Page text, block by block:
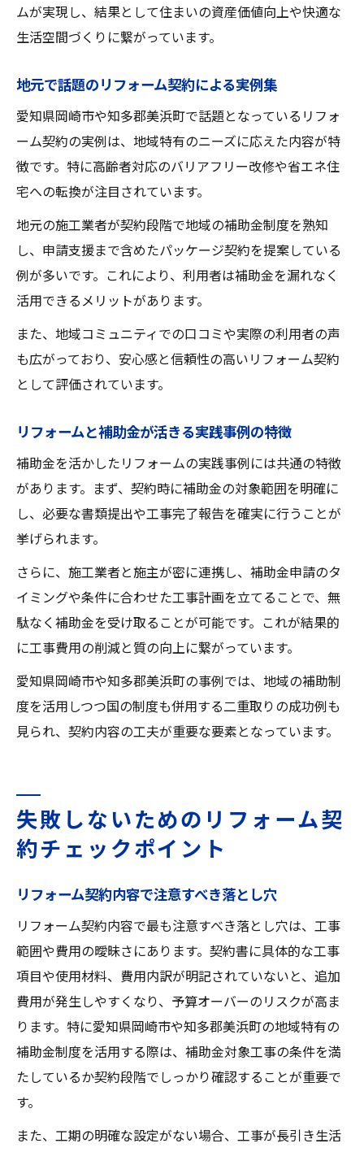
ムが実現し、結果として住まいの資産価値向上や快適な
生活空間づくりに繋がっています。
地元で話題のリフォーム契約による実例集
愛知県岡崎市や知多郡美浜町で話題となっているリフォ
ーム契約の実例は、地域特有のニーズに応えた内容が特
徴です。特に高齢者対応のバリアフリー改修や省エネ住
宅への転換が注目されています。
地元の施工業者が契約段階で地域の補助金制度を熟知
し、申請支援まで含めたパッケージ契約を提案している
例が多いです。これにより、利用者は補助金を漏れなく
活用できるメリットがあります。
また、地域コミュニティでの口コミや実際の利用者の声
も広がっており、安心感と信頼性の高いリフォーム契約
として評価されています。
リフォームと補助金が活きる実践事例の特徴
補助金を活かしたリフォームの実践事例には共通の特徴
があります。まず、契約時に補助金の対象範囲を明確に
し、必要な書類提出や工事完了報告を確実に行うことが
挙げられます。
さらに、施工業者と施主が密に連携し、補助金申請のタ
イミングや条件に合わせた工事計画を立てることで、無
駄なく補助金を受け取ることが可能です。これが結果的
に工事費用の削減と質の向上に繋がっています。
愛知県岡崎市や知多郡美浜町の事例では、地域の補助制
度を活用しつつ国の制度も併用する二重取りの成功例も
見られ、契約内容の工夫が重要な要素となっています。
失敗しないためのリフォーム契
約チェックポイント
リフォーム契約内容で注意すべき落とし穴
リフォーム契約内容で最も注意すべき落とし穴は、工事
範囲や費用の曖昧さにあります。契約書に具体的な工事
項目や使用材料、費用内訳が明記されていないと、追加
費用が発生しやすくなり、予算オーバーのリスクが高ま
ります。特に愛知県岡崎市や知多郡美浜町の地域特有の
補助金制度を活用する際は、補助金対象工事の条件を満
たしているか契約段階でしっかり確認することが重要で
す。
また、工期の明確な設定がない場合、工事が長引き生活